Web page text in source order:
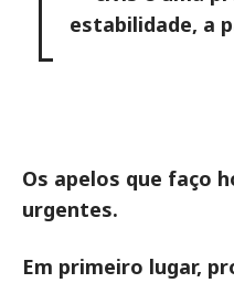
estabilidade, a
Os apelos que faço
urgentes.
Em primeiro lugar,